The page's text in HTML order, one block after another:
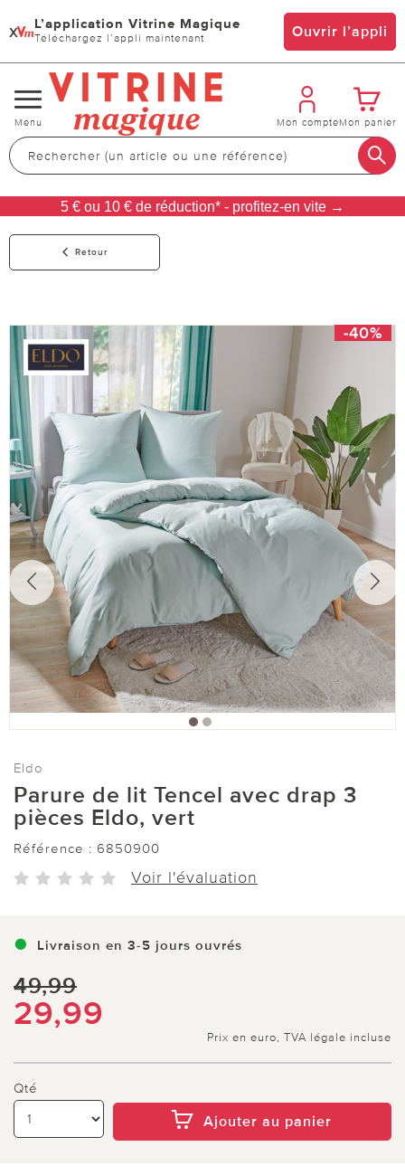
x L’application Vitrine Magique
Téléchargez l’appli maintenant Ouvrir l’appli
Changer
de
navigation
Menu Mon compteMon panier
5 € ou 10 € de réduction* - profitez-en vite →
Retour
-40%
Eldo
Parure de lit Tencel avec drap 3
pièces Eldo, vert
Référence : 6850900
Voir l'évaluation
Livraison en 3-5 jours ouvrés
49,99
29,99
Prix en euro, TVA légale incluse
Qté
Ajouter au panier